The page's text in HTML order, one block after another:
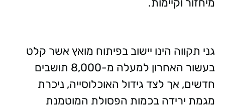
גני תקווה הינו יישוב בפיתוח מואץ אשר קלט
בעשור האחרון למעלה מ-8,000 תושבים
חדשים, אך לצד גידול האוכלוסייה, ניכרת
מגמת ירידה בכמות הפסולת המוטמנת